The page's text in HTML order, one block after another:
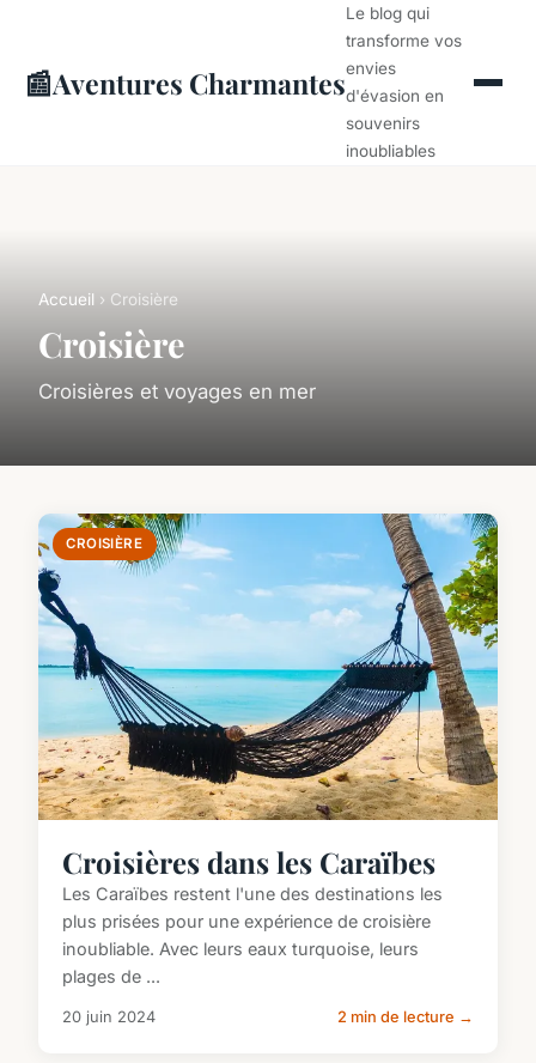
📰Aventures Charmantes
Le blog qui
transforme vos
envies
d'évasion en
souvenirs
inoubliables
Accueil › Croisière
Croisière
Croisières et voyages en mer
CROISIÈRE
Croisières dans les Caraïbes
Les Caraïbes restent l'une des destinations les
plus prisées pour une expérience de croisière
inoubliable. Avec leurs eaux turquoise, leurs
plages de ...
20 juin 2024 2 min de lecture →